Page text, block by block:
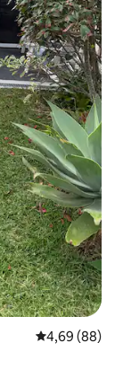
4,69 (88)